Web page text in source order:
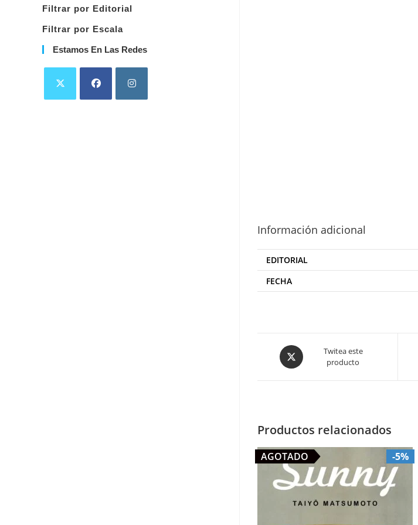
Información adicional
EDITORIAL
FECHA
Opens
in
Twitea este
producto
Productos relacionados
-5%
AGOTADO
Filtrar por Editorial
Filtrar por Escala
Estamos En Las Redes